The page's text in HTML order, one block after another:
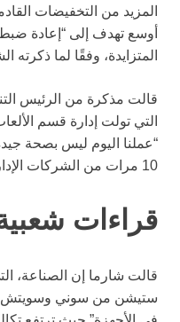
المزيد من التخفيضات
المتزايدة، وفقًا لما ذكرته
التي تولت إدارة قسم
10 مرات من الشركات الإدارية والنشر المماثلة.”
قراءات
ستيشن من سوني وسويتش